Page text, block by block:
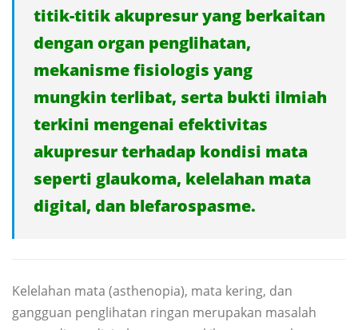
titik-titik akupresur yang berkaitan
dengan organ penglihatan,
mekanisme fisiologis yang
mungkin terlibat, serta bukti ilmiah
terkini mengenai efektivitas
akupresur terhadap kondisi mata
seperti glaukoma, kelelahan mata
digital, dan blefarospasme.
Kelelahan mata (asthenopia), mata kering, dan
gangguan penglihatan ringan merupakan masalah